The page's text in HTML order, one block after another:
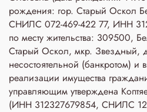
рождения: гор. Старый Оскол
СНИЛС 072-469-422 77, ИНН
по месту жительства: 309500,
Старый Оскол, мкр. Звездный,
несостоятельной (банкротом) и
реализации имущества
управляющим утверждена
(ИНН 312327679854, СНИЛС